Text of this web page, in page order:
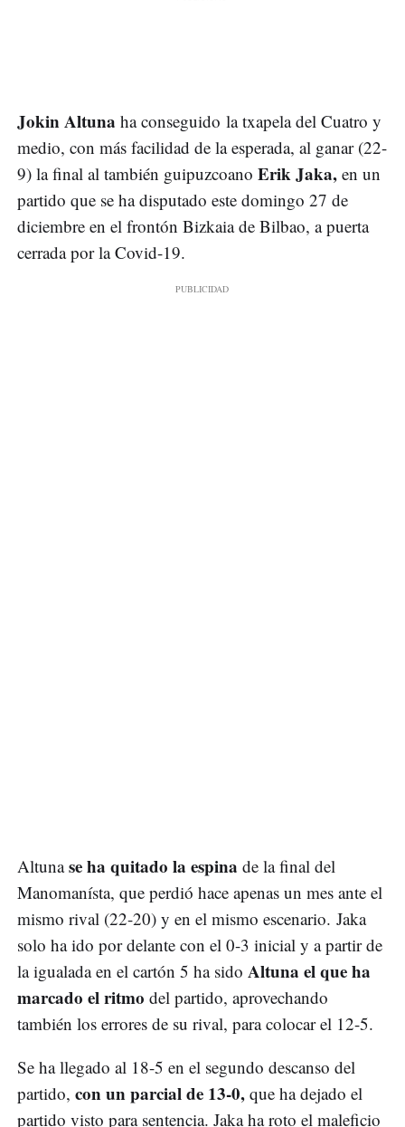
Jokin Altuna ha conseguido la txapela del Cuatro y
medio, con más facilidad de la esperada, al ganar (22-
9) la final al también guipuzcoano Erik Jaka, en un
partido que se ha disputado este domingo 27 de
diciembre en el frontón Bizkaia de Bilbao, a puerta
cerrada por la Covid-19.
Altunase ha quitado la espina de la final del
Manomanísta, que perdió hace apenas un mes ante el
mismo rival (22-20) y en el mismo escenario. Jaka
solo ha ido por delante con el 0-3 inicial y a partir de
la igualada en el cartón 5 ha sido Altuna el que ha
marcado el ritmo del partido, aprovechando
también los errores de su rival, para colocar el 12-5.
Se ha llegado al 18-5 en el segundo descanso del
partido, con un parcial de 13-0, que ha dejado el
partido visto para sentencia. Jaka ha roto el maleficio